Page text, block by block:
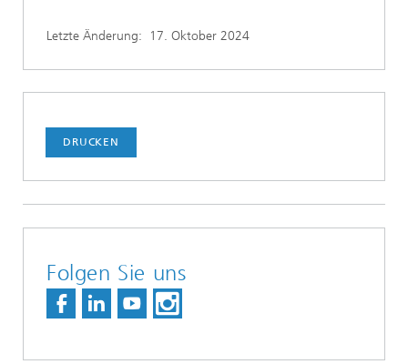
Letzte Änderung: 17. Oktober 2024
DRUCKEN
Folgen Sie uns